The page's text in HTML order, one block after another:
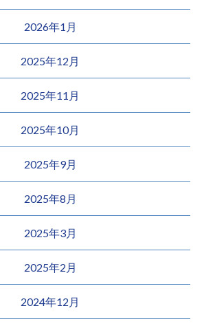
2026年1月
2025年12月
2025年11月
2025年10月
2025年9月
2025年8月
2025年3月
2025年2月
2024年12月